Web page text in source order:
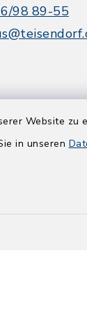
Website
in unseren
98 89-55